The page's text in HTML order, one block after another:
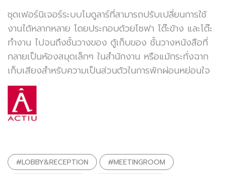
ชุดเฟอร์นิเจอร์ระบบโมดูลาร์ที่สามารถปรับเปลี่ยนการใช้
งานได้หลากหลาย โดยประกอบด้วยโซฟา โต๊ะข้าง และโต๊ะ
ทำงาน ไปจนถึงชั้นวางของ ตู้เก็บของ ชั้นวางหนังสือที่
กลายเป็นห้องสมุดเล็กๆ ในสำนักงาน หรือแม้กระทั่งฉาก
เก็บเสียงสำหรับความเป็นส่วนตัวในการพักผ่อนหย่อนใจ
#LOBBY&RECEPTION
#MEETINGROOM